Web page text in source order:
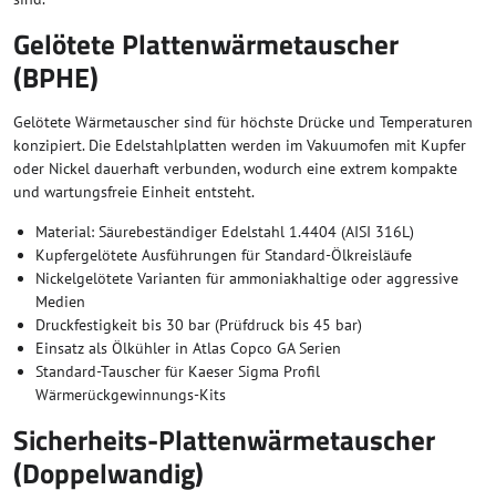
Gelötete Plattenwärmetauscher
(BPHE)
Gelötete Wärmetauscher sind für höchste Drücke und Temperaturen
konzipiert. Die Edelstahlplatten werden im Vakuumofen mit Kupfer
oder Nickel dauerhaft verbunden, wodurch eine extrem kompakte
und wartungsfreie Einheit entsteht.
Material: Säurebeständiger Edelstahl 1.4404 (AISI 316L)
Kupfergelötete Ausführungen für Standard-Ölkreisläufe
Nickelgelötete Varianten für ammoniakhaltige oder aggressive
Medien
Druckfestigkeit bis 30 bar (Prüfdruck bis 45 bar)
Einsatz als Ölkühler in Atlas Copco GA Serien
Standard-Tauscher für Kaeser Sigma Profil
Wärmerückgewinnungs-Kits
Sicherheits-Plattenwärmetauscher
(Doppelwandig)